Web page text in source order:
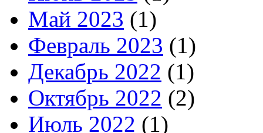
Май 2023 (1)
Февраль 2023 (1)
Декабрь 2022 (1)
Октябрь 2022 (2)
Июль 2022 (1)